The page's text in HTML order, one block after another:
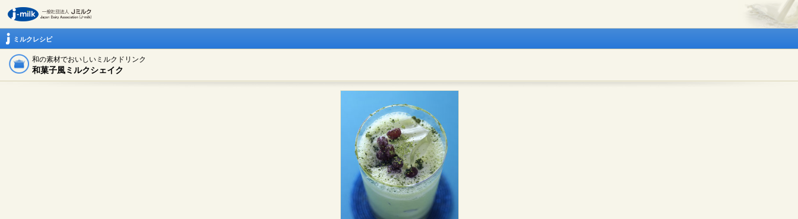
ミルクレシピ
和の素材でおいしいミルクドリンク
和菓子風ミルクシェイク